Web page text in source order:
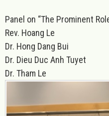
Panel on “The Prominent
Rev. Hoang Le
Dr. Hong Dang Bui
Dr. Dieu Duc Anh Tuyet
Dr. Tham Le